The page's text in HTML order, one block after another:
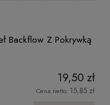
Backflow Z Pokrywką
19,50 zł
Cena netto: 15,85 zł